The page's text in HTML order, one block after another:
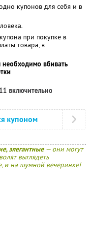
купонов для себя и в
при покупке в
товара, в
необходимо вбивать
включительно
купоном
элегантные— они могут
выглядеть
и на шумной вечеринке!